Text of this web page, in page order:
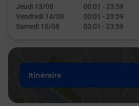
Jeudi 13/08
00:01 - 23:59
Vendredi 14/08
00:01 - 23:59
Samedi 15/08
00:01 - 23:59
Itinéraire